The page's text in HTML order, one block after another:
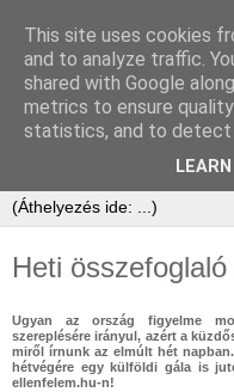
Heti
Ugyan az ország figyelme
szereplésére irányul, azért a
miről írnunk az elmúlt hét
hétvégére egy külföldi gála is
ellenfelem.hu-n!
This site uses cookies
and to analyze traffic.
shared with Google
metrics to ensure
statistics, and to detect